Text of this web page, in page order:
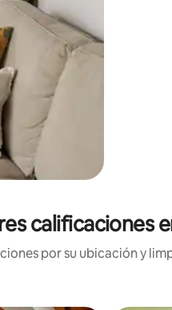
calificaciones
por su ubicación y